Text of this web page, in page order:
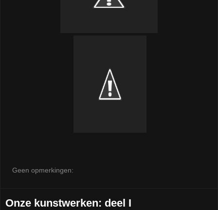
Geen opmerkingen:
Onze kunstwerken: deel I